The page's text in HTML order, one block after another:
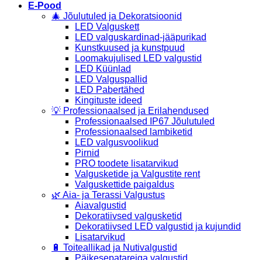
E-Pood
🎄 Jõulutuled ja Dekoratsioonid
LED Valguskett
LED valguskardinad-jääpurikad
Kunstkuused ja kunstpuud
Loomakujulised LED valgustid
LED Küünlad
LED Valguspallid
LED Pabertähed
Kingituste ideed
💡 Professionaalsed ja Erilahendused
Professionaalsed IP67 Jõulutuled
Professionaalsed lambiketid
LED valgusvoolikud
Pirnid
PRO toodete lisatarvikud
Valgusketide ja Valgustite rent
Valguskettide paigaldus
🌿 Aia- ja Terassi Valgustus
Aiavalgustid
Dekoratiivsed valgusketid
Dekoratiivsed LED valgustid ja kujundid
Lisatarvikud
🔋 Toiteallikad ja Nutivalgustid
Päikesepatareiga valgustid